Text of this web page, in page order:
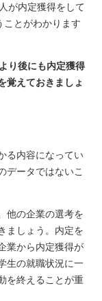
が内定獲得をして
ことがわかります
り後にも内定獲得
覚えておきましょ
る内容になってい
データではないこ
他の企業の選考を
ましょう。内定を
業から内定獲得が
生の就職状況に一
を終えることが重